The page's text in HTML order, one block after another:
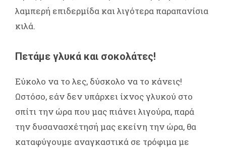
λαμπερή επιδερμίδα και λιγότερα παραπανίσια
κιλά.
Πετάμε γλυκά και σοκολάτες!
Εύκολο να το λες, δύσκολο να το κάνεις!
Ωστόσο, εάν δεν υπάρχει ίχνος γλυκού στο
σπίτι την ώρα που μας πιάνει λιγούρα, παρά
την δυσανασχέτησή μας εκείνη την ώρα, θα
καταφύγουμε αναγκαστικά σε τρόφιμα με